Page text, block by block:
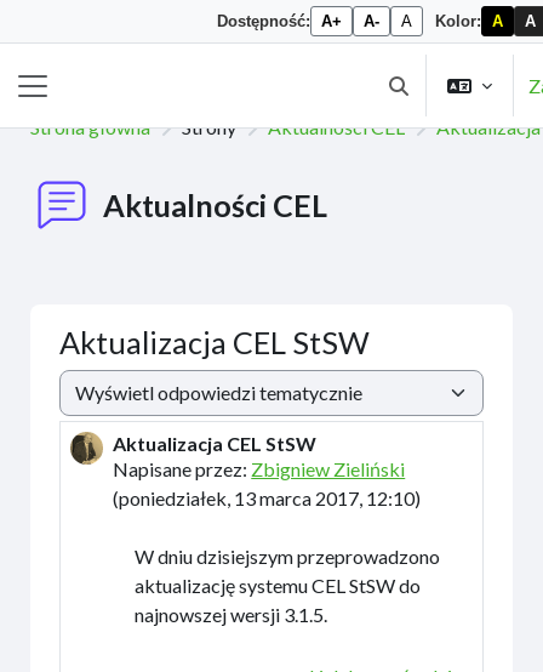
Dostępność: A+ A- A Kolor: A A
Przełącznik
Strona główna
Strony Aktualności CEL Aktualizacja
Aktualności CEL
Aktualizacja CEL StSW
Sposób wyświetlania
Aktualizacja CEL StSW
Napisane przez: Zbigniew Zieliński
(poniedziałek, 13 marca 2017, 12:10)
Liczba odpowiedzi: 0
W dniu dzisiejszym przeprowadzono
aktualizację systemu CEL StSW do
najnowszej wersji 3.1.5.